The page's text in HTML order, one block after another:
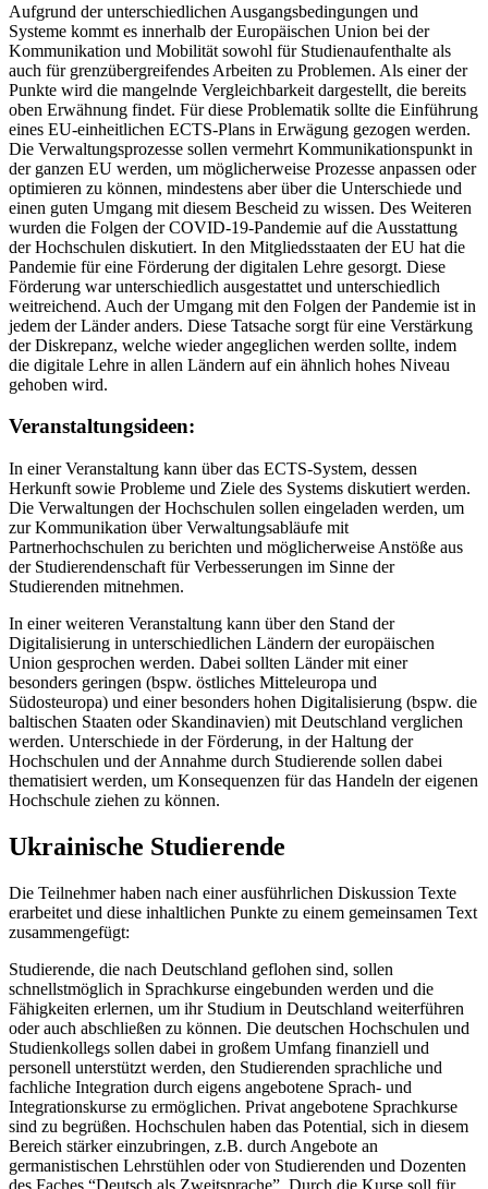
Aufgrund der unterschiedlichen Ausgangsbedingungen und
Systeme kommt es innerhalb der Europäischen Union bei der
Kommunikation und Mobilität sowohl für Studienaufenthalte als
auch für grenzübergreifendes Arbeiten zu Problemen. Als einer der
Punkte wird die mangelnde Vergleichbarkeit dargestellt, die bereits
oben Erwähnung findet. Für diese Problematik sollte die Einführung
eines EU-einheitlichen ECTS-Plans in Erwägung gezogen werden.
Die Verwaltungsprozesse sollen vermehrt Kommunikationspunkt in
der ganzen EU werden, um möglicherweise Prozesse anpassen oder
optimieren zu können, mindestens aber über die Unterschiede und
einen guten Umgang mit diesem Bescheid zu wissen. Des Weiteren
wurden die Folgen der COVID-19-Pandemie auf die Ausstattung
der Hochschulen diskutiert. In den Mitgliedsstaaten der EU hat die
Pandemie für eine Förderung der digitalen Lehre gesorgt. Diese
Förderung war unterschiedlich ausgestattet und unterschiedlich
weitreichend. Auch der Umgang mit den Folgen der Pandemie ist in
jedem der Länder anders. Diese Tatsache sorgt für eine Verstärkung
der Diskrepanz, welche wieder angeglichen werden sollte, indem
die digitale Lehre in allen Ländern auf ein ähnlich hohes Niveau
gehoben wird.
Veranstaltungsideen:
In einer Veranstaltung kann über das ECTS-System, dessen
Herkunft sowie Probleme und Ziele des Systems diskutiert werden.
Die Verwaltungen der Hochschulen sollen eingeladen werden, um
zur Kommunikation über Verwaltungsabläufe mit
Partnerhochschulen zu berichten und möglicherweise Anstöße aus
der Studierendenschaft für Verbesserungen im Sinne der
Studierenden mitnehmen.
In einer weiteren Veranstaltung kann über den Stand der
Digitalisierung in unterschiedlichen Ländern der europäischen
Union gesprochen werden. Dabei sollten Länder mit einer
besonders geringen (bspw. östliches Mitteleuropa und
Südosteuropa) und einer besonders hohen Digitalisierung (bspw. die
baltischen Staaten oder Skandinavien) mit Deutschland verglichen
werden. Unterschiede in der Förderung, in der Haltung der
Hochschulen und der Annahme durch Studierende sollen dabei
thematisiert werden, um Konsequenzen für das Handeln der eigenen
Hochschule ziehen zu können.
Ukrainische Studierende
Die Teilnehmer haben nach einer ausführlichen Diskussion Texte
erarbeitet und diese inhaltlichen Punkte zu einem gemeinsamen Text
zusammengefügt:
Studierende, die nach Deutschland geflohen sind, sollen
schnellstmöglich in Sprachkurse eingebunden werden und die
Fähigkeiten erlernen, um ihr Studium in Deutschland weiterführen
oder auch abschließen zu können. Die deutschen Hochschulen und
Studienkollegs sollen dabei in großem Umfang finanziell und
personell unterstützt werden, den Studierenden sprachliche und
fachliche Integration durch eigens angebotene Sprach- und
Integrationskurse zu ermöglichen. Privat angebotene Sprachkurse
sind zu begrüßen. Hochschulen haben das Potential, sich in diesem
Bereich stärker einzubringen, z.B. durch Angebote an
germanistischen Lehrstühlen oder von Studierenden und Dozenten
des Faches “Deutsch als Zweitsprache”. Durch die Kurse soll für